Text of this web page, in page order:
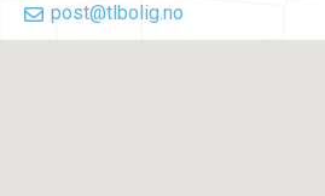
post@tlbolig.no